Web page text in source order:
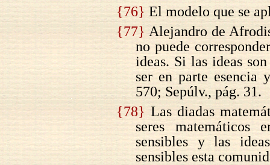
{76} El modelo que se
{77} Alejandro de
no puede
ideas. Si las ideas
ser en parte esencia
570; Sepúlv., pág. 31.
{78} Las diadas
seres matemáticos
sensibles y las
sensibles esta